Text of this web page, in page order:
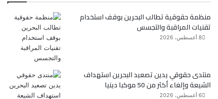
ب
ت
منظمة حقوقية تطالب البحرين بوقف استخدام
تقنيات المراقبة والتجسس
8 أغسطس، 2026
منتدى حقوقي يدين تصعيد البحرين استهداف
الشيعة وإلغاء أكثر من 50 موكبا دينيا
6 أغسطس، 2026